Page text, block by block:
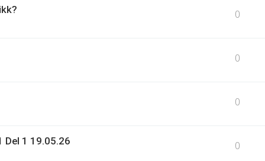
0
0
0
Del 1 19.05.26 0